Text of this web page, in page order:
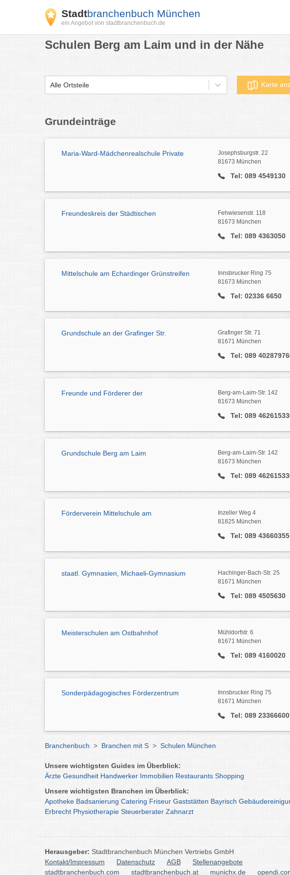
Stadtbranchenbuch München
ein Angebot von stadtbranchenbuch.de
Schulen Berg am Laim und in der Nähe
Alle Ortsteile Karte
Grundeinträge
Maria-Ward-Mädchenrealschule Private
Josephsburgstr. 22
81673 München
Tel: 089 4549130
Freundeskreis der Städtischen
Fehwiesenstr. 118
81673 München
Tel: 089 4363050
Mittelschule am Echardinger Grünstreifen
Innsbrucker Ring 75
81673 München
Tel: 02336 6650
Grundschule an der Grafinger Str.
Grafinger Str. 71
81671 München
Tel: 089
Freunde und Förderer der
Berg-am-Laim-Str. 142
81673 München
Tel: 089
Grundschule Berg am Laim
Berg-am-Laim-Str. 142
81673 München
Tel: 089
Förderverein Mittelschule am
Inzeller Weg 4
81825 München
Tel: 089 43660355
staatl. Gymnasien, Michaeli-Gymnasium
Hachinger-Bach-Str. 25
81671 München
Tel: 089 4505630
Meisterschulen am Ostbahnhof
Mühldorfstr. 6
81671 München
Tel: 089 4160020
Sonderpädagogisches Förderzentrum
Innsbrucker Ring 75
81671 München
Tel: 089 23366600
Branchenbuch > Branchen mit S > Schulen München
Unsere wichtigsten Guides im Überblick:
Ärzte Gesundheit Handwerker Immobilien Restaurants Shopping
Unsere wichtigsten Branchen im Überblick:
Apotheke Badsanierung Catering Friseur Gaststätten Bayrisch
Erbrecht Physiotherapie Steuerberater Zahnarzt
Herausgeber: Stadtbranchenbuch München Vertriebs GmbH
Kontakt/Impressum
Datenschutz AGB
Stellenangebote
stadtbranchenbuch.com
stadtbranchenbuch.at munichx.de